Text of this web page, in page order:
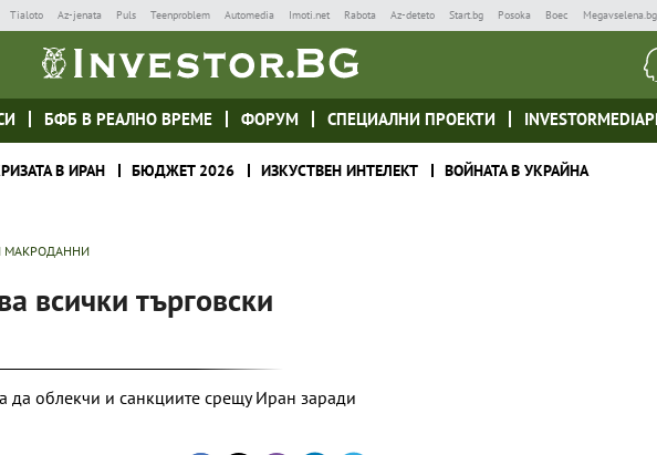
Tialoto Az-jenata Puls Teenproblem Automedia Imoti.net Rabota Az-deteto Start.bg Posoka Boec Megavselena.bg
БФБ В РЕАЛНО ВРЕМЕ ФОРУМ СПЕЦИАЛНИ ПРОЕКТИ
В ИРАН БЮДЖЕТ 2026 ИЗКУСТВЕН ИНТЕЛЕКТ ВОЙНАТА В УКРАЙНА
МАКРОДАННИ
всички търговски
да облекчи и санкциите срещу Иран заради